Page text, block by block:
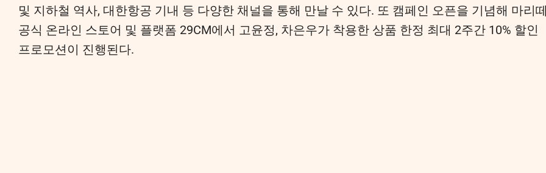
및 지하철 역사, 대한항공 기내 등 다양한 채널을 통해 만날 수 있다. 또 캠페인 오픈을 기념해 마리
공식 온라인 스토어 및 플랫폼 29CM에서 고윤정, 차은우가 착용한 상품 한정 최대 2주간 10% 할인
프로모션이 진행된다.